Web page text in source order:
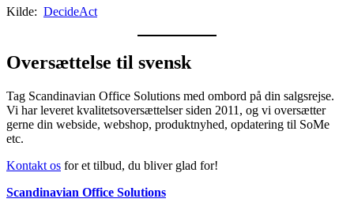
Kilde: DecideAct
Oversættelse til svensk
Tag Scandinavian Office Solutions med ombord på din salgsrejse.
Vi har leveret kvalitetsoversættelser siden 2011, og vi oversætter
gerne din webside, webshop, produktnyhed, opdatering til SoMe
etc.
Kontakt os for et tilbud, du bliver glad for!
Scandinavian Office Solutions